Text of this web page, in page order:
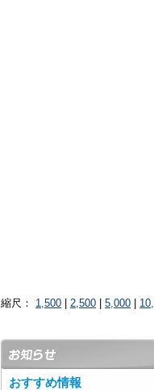
縮尺： 1,500 2,500 5,000
おすすめ情報